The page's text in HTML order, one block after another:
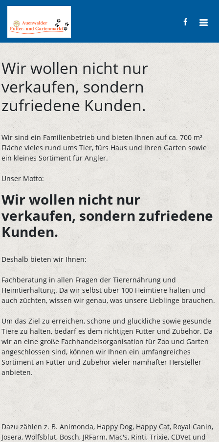
Wir wollen nicht nur
verkaufen, sondern
zufriedene Kunden.
Wir sind ein Familienbetrieb und bieten Ihnen auf ca. 700 m²
Fläche vieles rund ums Tier, fürs Haus und Ihren Garten sowie
ein kleines Sortiment für Angler.
Unser Motto:
Wir wollen nicht nur
verkaufen, sondern zufriedene
Kunden.
Deshalb bieten wir Ihnen:
Fachberatung in allen Fragen der Tierernährung und
Heimtierhaltung. Da wir selbst über 100 Heimtiere halten und
auch züchten, wissen wir genau, was unsere Lieblinge brauchen.
Um das Ziel zu erreichen, schöne und glückliche sowie gesunde
Tiere zu halten, bedarf es dem richtigen Futter und Zubehör. Da
wir an eine große Fachhandelsorganisation für Zoo und Garten
angeschlossen sind, können wir Ihnen ein umfangreiches
Sortiment an Futter und Zubehör vieler namhafter Hersteller
anbieten.
Dazu zählen z. B. Animonda, Happy Dog, Happy Cat, Royal Canin,
Josera, Wolfsblut, Bosch, JRFarm, Mac's, Rinti, Trixie, CDVet und